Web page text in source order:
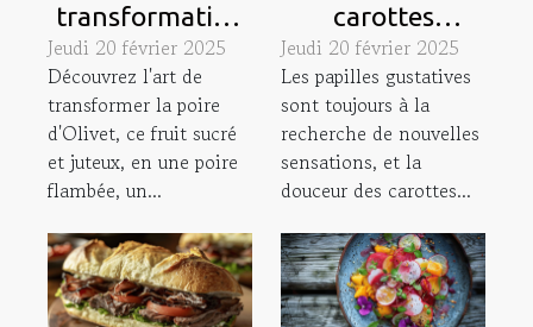
transformation
de la poire
d'Olivet en une
délicieuse poire
flambée
Jeudi 20 février 2025
Découvrez l'art de
transformer la poire
d'Olivet, ce fruit sucré
et juteux, en une poire
flambée, un...
carottes
confites : une
recette
savoureuse à
découvrir
Jeudi 20 février 2025
Les papilles gustatives
sont toujours à la
recherche de nouvelles
sensations, et la
douceur des carottes...